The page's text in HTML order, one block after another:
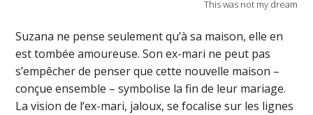
This was not my dream
Suzana ne pense seulement qu’à sa maison, elle en
est tombée amoureuse. Son ex-mari ne peut pas
s’empêcher de penser que cette nouvelle maison –
conçue ensemble – symbolise la fin de leur mariage.
La vision de l‘ex-mari, jaloux, se focalise sur les lignes